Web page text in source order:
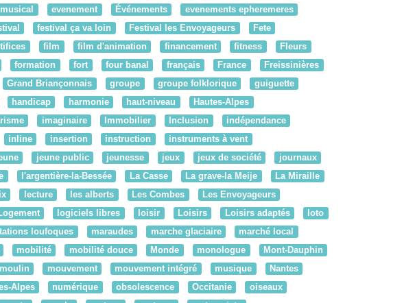
evenement Événements
evenements epheremeres
festival ça va loin Festival les Envoyageurs
Fete
film film d'animation financement fitness
Fleurs
formation fort four banal français France
Freissinières
Grand Briançonnais groupe groupe folklorique
guiguette
handicap harmonie haut-niveau
Hautes-Alpes
imaginaire Immobilier Inclusion
indépendance
inline insertion instruction
instruments à vent
jeune public jeunesse jeux jeux de société
journaux
l'argentière-la-Bessée La Casse La grave-la Meije
La Miraille
lecture les alberts Les Combes
Les Envoyageurs
logiciels libres loisir Loisirs Loisirs adaptés
loto
loufoques maraudes marche glaciaire
marché local
mobilité mobilité douce Monde monologue
Mont-Dauphin
moulin mouvement mouvement intégré musique
Nantes
Alpes numérique obsolescence Occitanie
oiseaux